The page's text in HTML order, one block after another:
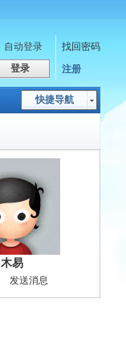
自动登录
找回密码
登录 注册
快捷导航
木易
发送消息